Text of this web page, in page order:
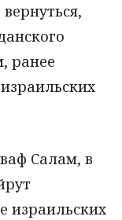
ранее
Салам, в
израильских